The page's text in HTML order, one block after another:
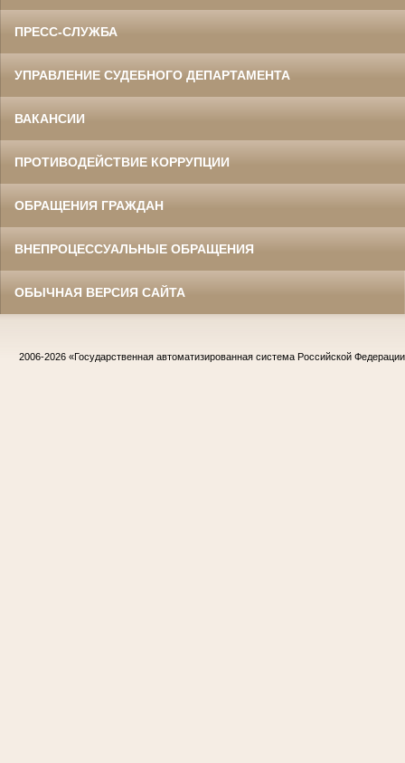
ПРЕСС-СЛУЖБА
УПРАВЛЕНИЕ СУДЕБНОГО ДЕПАРТАМЕНТА
ВАКАНСИИ
ПРОТИВОДЕЙСТВИЕ КОРРУПЦИИ
ОБРАЩЕНИЯ ГРАЖДАН
ВНЕПРОЦЕССУАЛЬНЫЕ ОБРАЩЕНИЯ
ОБЫЧНАЯ ВЕРСИЯ САЙТА
2006-2026 «Государственная автоматизированная система Российской